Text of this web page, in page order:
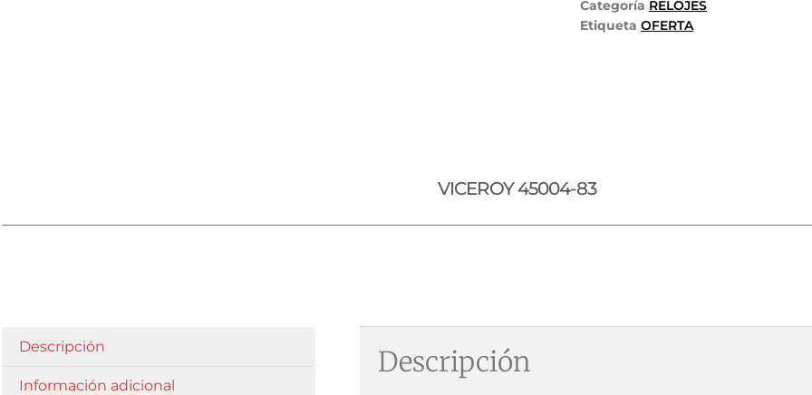
Categoría RELOJES
Etiqueta OFERTA
VICEROY 45004-83
Descripción
Información adicional
Descripción